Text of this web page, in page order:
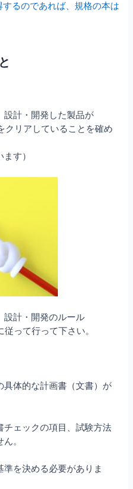
るのであれば、規格の本は
設計・開発した製品が
クリアしていることを確め
す）
設計・開発のルール
従って行って下さい。
具体的な計画書（文書）が
チェックの項目、試験方法
。
を決める必要がありま